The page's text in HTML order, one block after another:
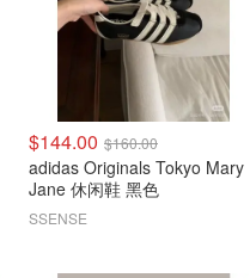
$144.00 $160.00
adidas Originals Tokyo Mary
Jane 休闲鞋 黑色
SSENSE